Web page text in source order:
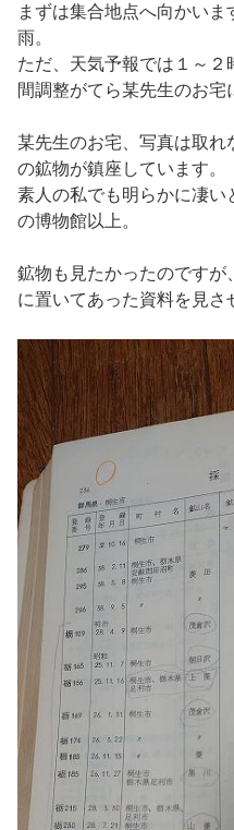
まずは集合地点へ向かい
雨。
ただ、天気予報では１～
間調整がてら某先生のお宅
某先生のお宅、写真は取
の鉱物が鎮座しています。
素人の私でも明らかに凄い
の博物館以上。
鉱物も見たかったのです
に置いてあった資料を見さ